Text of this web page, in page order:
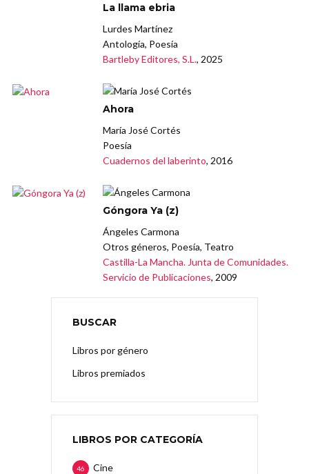
La llama ebria
Lurdes Martínez
Antología, Poesía
Bartleby Editores, S.L., 2025
Ahora
María José Cortés
Poesía
Cuadernos del laberinto, 2016
Góngora Ya (z)
Ángeles Carmona
Otros géneros, Poesía, Teatro
Castilla-La Mancha. Junta de Comunidades.
Servicio de Publicaciones, 2009
BUSCAR
Libros por género
Libros premiados
LIBROS POR CATEGORÍA
Cine
46